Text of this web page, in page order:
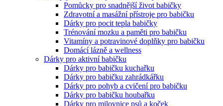
Pomůcky pro snadnější život babičky
Zdravotní a masážní přístroje pro babičku
Dárky pro pocit tepla babičky
Trénování mozku a paměti pro babičku
Vitamíny a potravinové doplňky pro babičku
Domácí lázně a wellness
Dárky pro aktivní babičku
Dárky pro babičku kuchařku
Dárky pro babičku zahrádkářku
Dárky pro pohyb a cvičení pro babičku
Dárky pro babičku houbařku
Dárky pro milovnice psů a koček